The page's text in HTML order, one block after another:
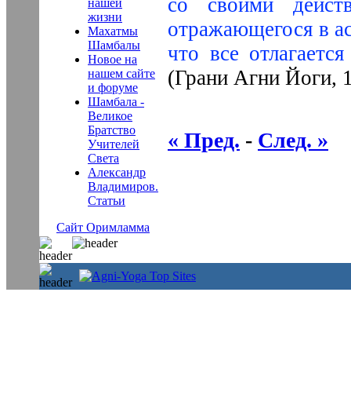
нашей
жизни
Махатмы
Шамбалы
Новое на
нашем сайте
и форуме
Шамбала -
Великое
Братство
Учителей
Света
Александр
Владимиров.
Статьи
Сайт Оримламма
со своими
отражающегося в
что все
(Грани Агни Йоги,
« Пред. - След. »